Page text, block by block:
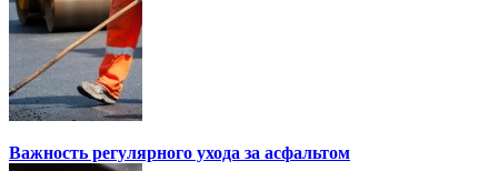
Важность регулярного ухода за асфальтом